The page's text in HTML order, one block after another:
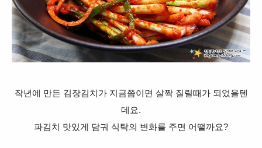
작년에 만든 김장김치가 지금쯤이면 살짝 질릴때가 되었을텐
데요.
파김치 맛있게 담궈 식탁의 변화를 주면 어떨까요?